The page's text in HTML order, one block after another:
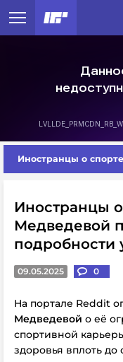
Иностранцы о
Иностранцы
Медведевой
подробности
09.05.2025 0
На портале Reddit
Медведевой о её
спортивной
здоровья вплоть до